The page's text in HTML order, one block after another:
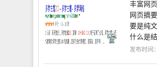
丰富网
网页摘
要是纯
什么是
通过结
发布时间
化
摘要